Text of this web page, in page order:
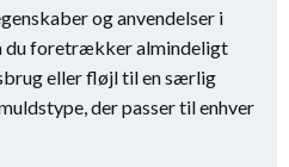
og anvendelser i
du foretrækker almindeligt
eller fløjl til en særlig
der passer til enhver